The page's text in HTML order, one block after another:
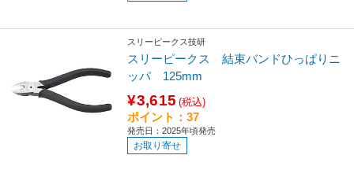
スリーピークス技研
スリーピークス 結束バンドひっぱりニ
ッパ 125mm
¥3,615 (税込)
ポイント：37
発売日：2025年頃発売
お取り寄せ